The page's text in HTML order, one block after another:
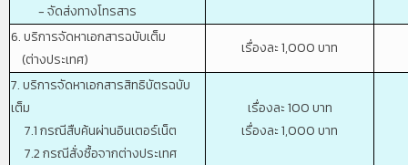
- จัดส่งทางโทรสาร
6. บริการจัดหาเอกสารฉบับเต็ม
(ต่างประเทศ)
เรื่องละ 1,000 บาท
7. บริการจัดหาเอกสารสิทธิบัตรฉบับ
เต็ม
7.1 กรณีสืบค้นผ่านอินเตอร์เน็ต
7.2 กรณีสั่งซื้อจากต่างประเทศ
เรื่องละ 100 บาท
เรื่องละ 1,000 บาท